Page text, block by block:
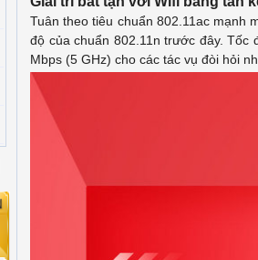
Tuân theo tiêu chuẩn 802.11ac mạnh
độ của chuẩn 802.11n trước đây. Tốc
Mbps (5 GHz) cho các tác vụ đòi hỏi